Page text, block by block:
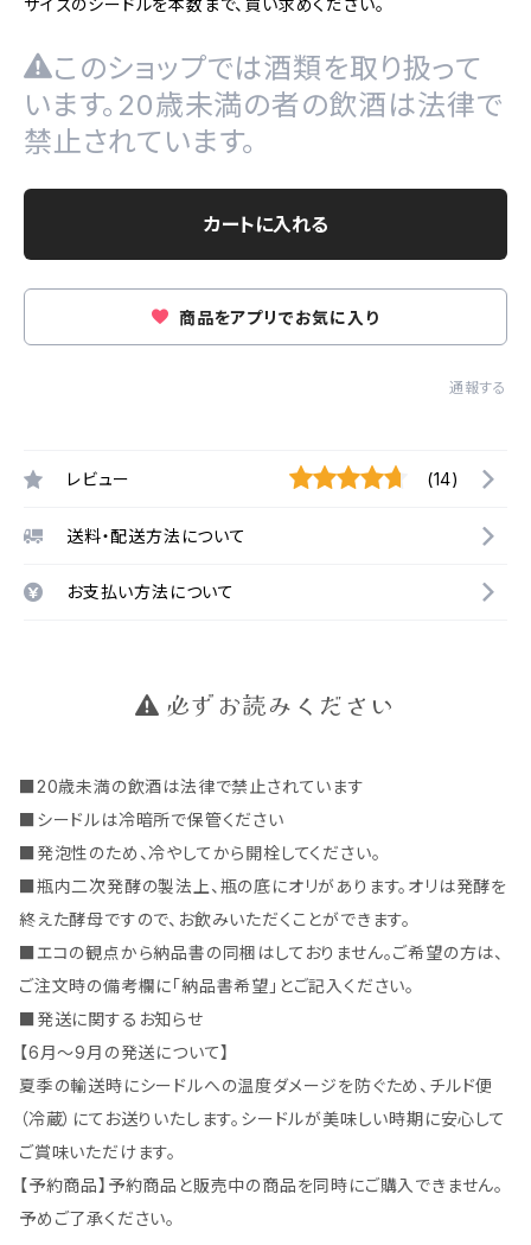
サイズのシードルを本数まで、買い求めください。
このショップでは酒類を取り扱って
います。20歳未満の者の飲酒は法律で
禁止されています。
カートに入れる
商品をアプリでお気に入り
通報する
レビュー (14)
送料・配送方法について
お支払い方法について
必ずお読みください
■20歳未満の飲酒は法律で禁止されています
■シードルは冷暗所で保管ください
■発泡性のため、冷やしてから開栓してください。
■瓶内二次発酵の製法上、瓶の底にオリがあります。オリは発酵を
終えた酵母ですので、お飲みいただくことができます。
■エコの観点から納品書の同梱はしておりません。ご希望の方は、
ご注文時の備考欄に「納品書希望」とご記入ください。
■発送に関するお知らせ
【6月～9月の発送について】
夏季の輸送時にシードルへの温度ダメージを防ぐため、チルド便
（冷蔵）にてお送りいたします。シードルが美味しい時期に安心して
ご賞味いただけます。
【予約商品】予約商品と販売中の商品を同時にご購入できません。
予めご了承ください。